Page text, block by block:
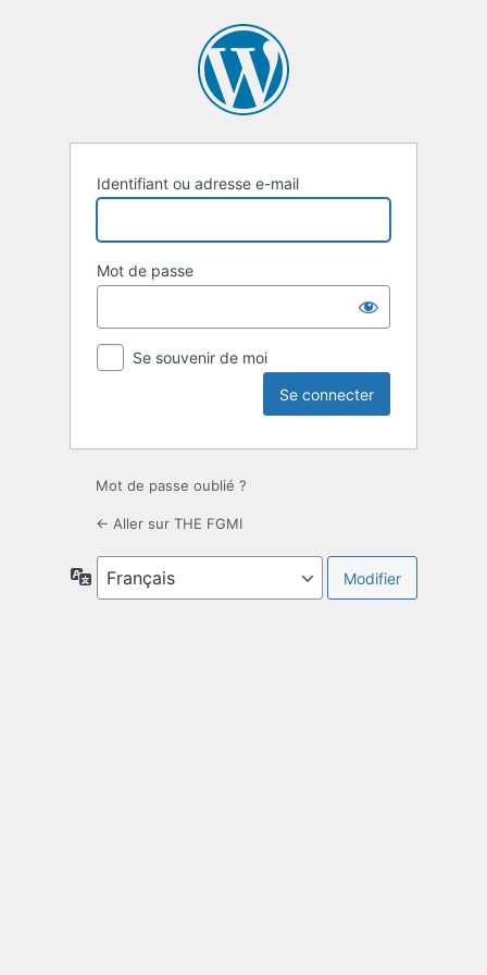
Identifiant ou adresse e-mail
Mot de passe
Se souvenir de moi
Mot de passe oublié ?
← Aller sur THE FGMI
Langue